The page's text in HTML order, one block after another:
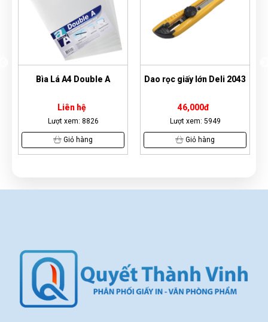
Bìa Lá A4 Double A
Lượt xem: 8826
Giỏ hàng
Dao rọc giấy lớn Deli 2043
Lượt xem: 5949
Giỏ hàng
Bìa